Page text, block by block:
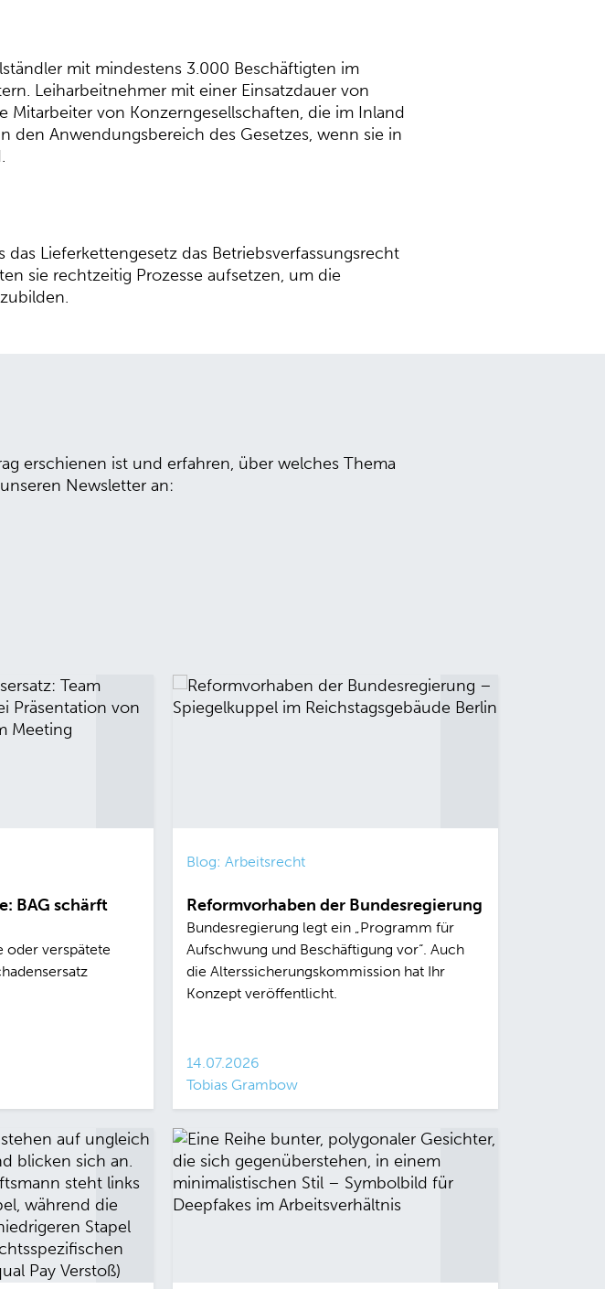
mit mindestens 3.000 Beschäftigten im
Leiharbeitnehmer mit einer Einsatzdauer von
von Konzerngesellschaften, die im Inland
den Anwendungsbereich des Gesetzes, wenn sie in
Lieferkettengesetz das Betriebsverfassungsrecht
sie rechtzeitig Prozesse aufsetzen, um die
erschienen ist und erfahren, über welches Thema
Newsletter an:
BAG schärft
oder verspätete
Blog: Arbeitsrecht
Reformvorhaben der Bundesregierung
Bundesregierung legt ein „Programm für
Aufschwung und Beschäftigung vor“. Auch
die Alterssicherungskommission hat Ihr
Konzept veröffentlicht.
14.07.2026
Tobias Grambow